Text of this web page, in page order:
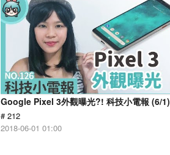
Google Pixel 3外觀曝光?! 科技小電報 (6/1)
# 212
2018-06-01 01:00